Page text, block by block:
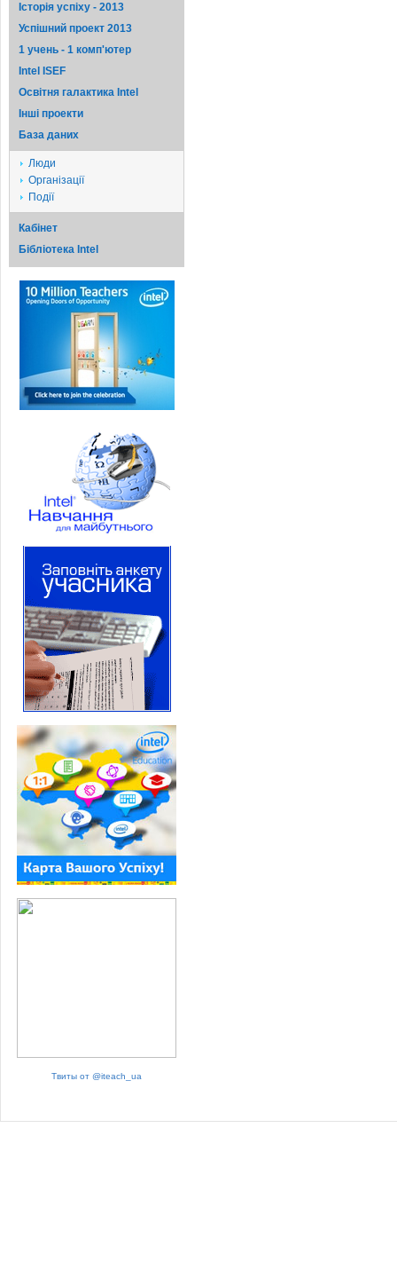
Історія успіху - 2013
Успішний проект 2013
1 учень - 1 комп'ютер
Intel ISEF
Освітня галактика Intel
Iншi проекти
База даних
Люди
Організації
Події
Кабінет
Бібліотека Intel
Твиты от @iteach_ua